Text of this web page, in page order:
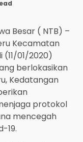
Besar ( NTB) –
Kecamatan
01/2020)
berlokasikan
Kedatangan
protokol
mencegah
19.